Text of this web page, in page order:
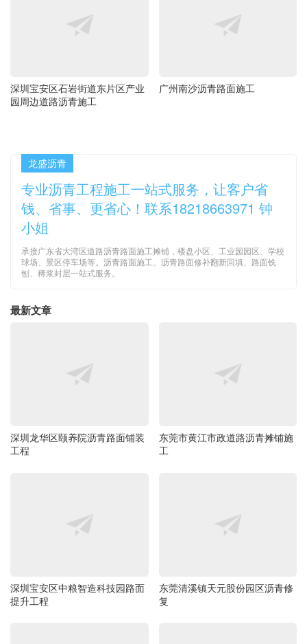
深圳宝安区石岩街道东片区产业
园周边道路沥青施工
广州南沙沥青路面施工
龙盛沥青
专业沥青工程施工一站式服务，让客户省
钱、省事、更省心！联系18218663971 钟
小姐
承接广东省大湾区道路沥青路面施工摊铺，楼盘小区、工业园园区、学校
球场、景区停车场等。沥青路面施工、沥青路面修补翻新回填、路面铣
刨、稀浆封层一站式服务。
最新文章
深圳龙华区颐养院沥青路面铺装
工程
东莞市黄江市政道路沥青摊铺施
工
深圳宝安区中粮智造科技园路面
提升工程
东莞清溪镇天元股份园区沥青修
复